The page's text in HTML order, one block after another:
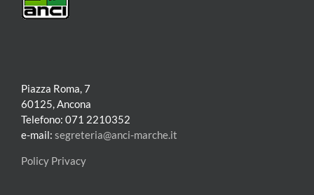
Piazza Roma, 7
60125, Ancona
Telefono: 071 2210352
e-mail: segreteria@anci-marche.it
Policy Privacy